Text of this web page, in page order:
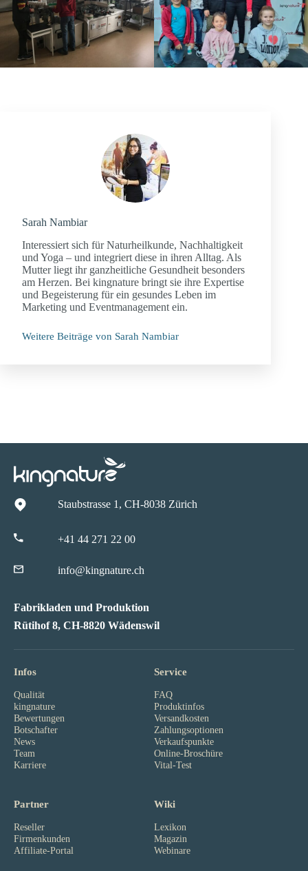
Sarah Nambiar
Interessiert sich für Naturheilkunde, Nachhaltigkeit
und Yoga – und integriert diese in ihren Alltag. Als
Mutter liegt ihr ganzheitliche Gesundheit besonders
am Herzen. Bei kingnature bringt sie ihre Expertise
und Begeisterung für ein gesundes Leben im
Marketing und Eventmanagement ein.
Weitere Beiträge von Sarah Nambiar
Staubstrasse 1, CH-8038 Zürich
+41 44 271 22 00
info@kingnature.ch
Fabrikladen und Produktion
Rütihof 8, CH-8820 Wädenswil
Infos
Qualität
kingnature
Bewertungen
Botschafter
News
Team
Karriere
Service
FAQ
Produktinfos
Versandkosten
Zahlungsoptionen
Verkaufspunkte
Online-Broschüre
Vital-Test
Partner
Reseller
Firmenkunden
Affiliate-Portal
Wiki
Lexikon
Magazin
Webinare